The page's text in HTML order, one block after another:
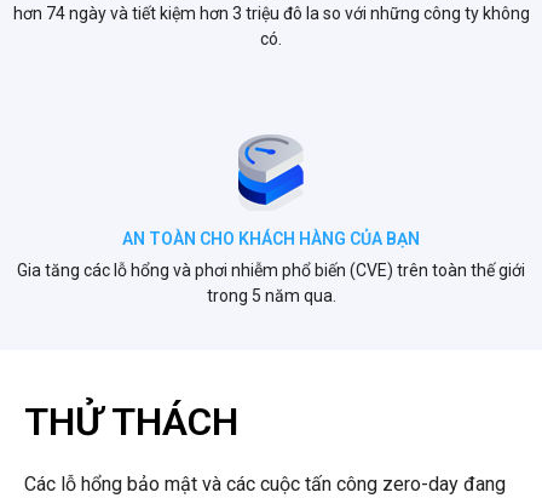
hơn 74 ngày và tiết kiệm hơn 3 triệu đô la so với những công ty không
có.
AN TOÀN CHO KHÁCH HÀNG CỦA BẠN
Gia tăng các lỗ hổng và phơi nhiễm phổ biến (CVE) trên toàn thế giới
trong 5 năm qua.
THỬ THÁCH
Các lỗ hổng bảo mật và các cuộc tấn công zero-day đang